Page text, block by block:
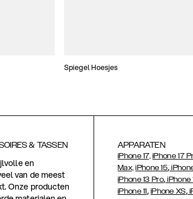
Spiegel Hoesjes
& TASSEN
en
van de meest
Onze producten
APPARATEN
iPhone 17, iPhone 17
Max, iPhone 15,
iPhone 13 Pro, iPhone
iPhone 11, iPhone XS,